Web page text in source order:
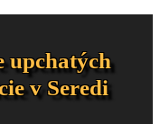
upchatých
v Seredi